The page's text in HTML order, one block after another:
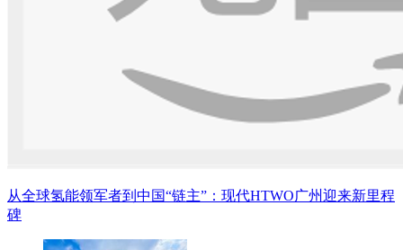
从全球氢能领军者到中国“链主”：现代HTWO广州迎来新里程
碑